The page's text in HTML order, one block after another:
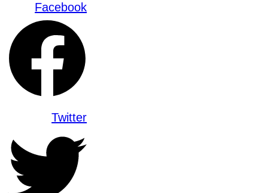
Facebook
Twitter